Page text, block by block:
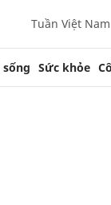
Tuần Việt Nam
Sức khỏe